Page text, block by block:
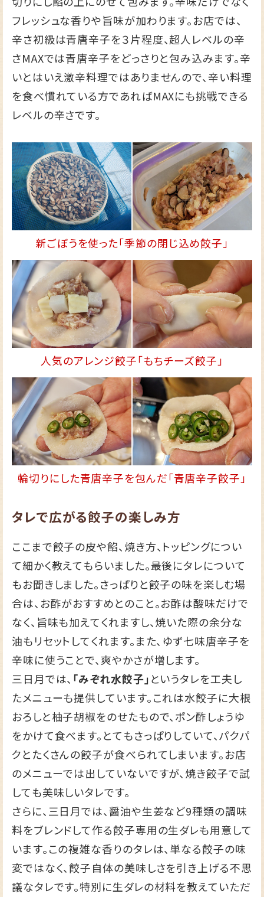
フレッシュな香りや旨味が加わります。お店では、
辛さ初級は青唐辛子を３片程度、超人レベルの辛
さMAXでは青唐辛子をどっさりと包み込みます。辛
いとはいえ激辛料理ではありませんので、辛い料理
を食べ慣れている方であればMAXにも挑戦できる
レベルの辛さです。
新ごぼうを使った「季節の閉じ込め餃子」
人気のアレンジ餃子「もちチーズ餃子」
輪切りにした青唐辛子を包んだ「青唐辛子餃子」
タレで広がる餃子の楽しみ方
ここまで餃子の皮や餡、焼き方、トッピングについ
て細かく教えてもらいました。最後にタレについて
もお聞きしました。さっぱりと餃子の味を楽しむ場
合は、お酢がおすすめとのこと。お酢は酸味だけで
なく、旨味も加えてくれますし、焼いた際の余分な
油もリセットしてくれます。また、ゆず七味唐辛子を
辛味に使うことで、爽やかさが増します。
三日月では、 「みぞれ水餃子」というタレを工夫し
たメニューも提供しています。これは水餃子に大根
おろしと柚子胡椒をのせたもので、ポン酢しょうゆ
をかけて食べます。とてもさっぱりしていて、パクパ
クとたくさんの餃子が食べられてしまいます。お店
のメニューでは出していないですが、焼き餃子で試
しても美味しいタレです。
さらに、三日月では、醤油や生姜など9種類の調味
料をブレンドして作る餃子専用の生ダレも用意して
います。この複雑な香りのタレは、単なる餃子の味
変ではなく、餃子自体の美味しさを引き上げる不思
議なタレです。特別に生ダレの材料を教えていただ